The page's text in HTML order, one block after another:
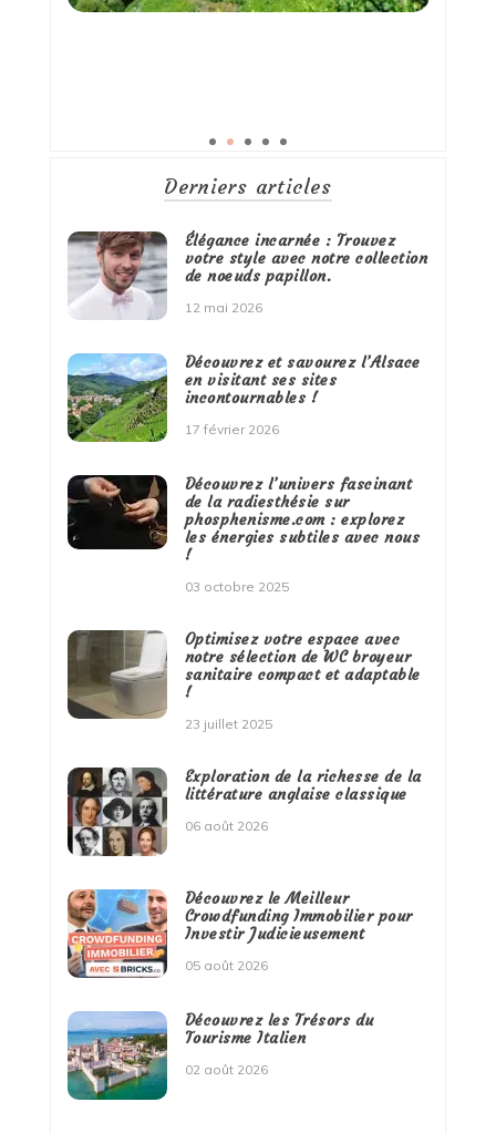
Derniers articles
Élégance incarnée : Trouvez
votre style avec notre collection
de noeuds papillon.
12 mai 2026
Découvrez et savourez l’Alsace
en visitant ses sites
incontournables !
17 février 2026
Découvrez l’univers fascinant
de la radiesthésie sur
phosphenisme.com : explorez
les énergies subtiles avec nous
!
03 octobre 2025
Optimisez votre espace avec
notre sélection de WC broyeur
sanitaire compact et adaptable
!
23 juillet 2025
Exploration de la richesse de la
littérature anglaise classique
06 août 2026
Découvrez le Meilleur
Crowdfunding Immobilier pour
Investir Judicieusement
05 août 2026
Découvrez les Trésors du
Tourisme Italien
02 août 2026